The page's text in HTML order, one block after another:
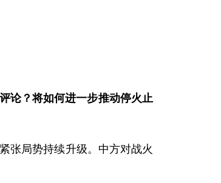
论？将如何进一步推动停火止
张局势持续升级。中方对战火